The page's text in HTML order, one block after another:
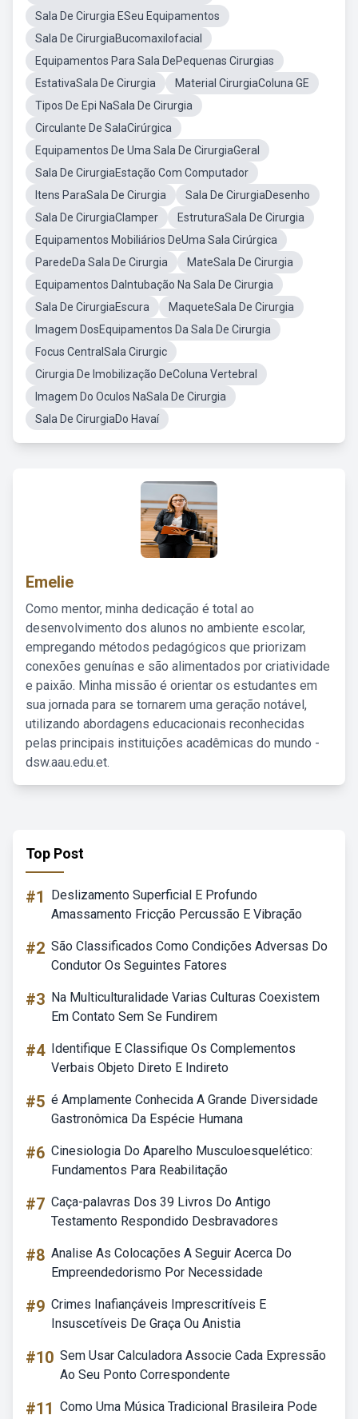
Sala De Cirurgia ESeu Equipamentos
Sala De CirurgiaBucomaxilofacial
Equipamentos Para Sala DePequenas Cirurgias
EstativaSala De Cirurgia
Material CirurgiaColuna GE
Tipos De Epi NaSala De Cirurgia
Circulante De SalaCirúrgica
Equipamentos De Uma Sala De CirurgiaGeral
Sala De CirurgiaEstação Com Computador
Itens ParaSala De Cirurgia
Sala De CirurgiaDesenho
Sala De CirurgiaClamper
EstruturaSala De Cirurgia
Equipamentos Mobiliários DeUma Sala Cirúrgica
ParedeDa Sala De Cirurgia
MateSala De Cirurgia
Equipamentos DaIntubação Na Sala De Cirurgia
Sala De CirurgiaEscura
MaqueteSala De Cirurgia
Imagem DosEquipamentos Da Sala De Cirurgia
Focus CentralSala Cirurgic
Cirurgia De Imobilização DeColuna Vertebral
Imagem Do Oculos NaSala De Cirurgia
Sala De CirurgiaDo Havaí
Emelie
Como mentor, minha dedicação é total ao
desenvolvimento dos alunos no ambiente escolar,
empregando métodos pedagógicos que priorizam
conexões genuínas e são alimentados por criatividade
e paixão. Minha missão é orientar os estudantes em
sua jornada para se tornarem uma geração notável,
utilizando abordagens educacionais reconhecidas
pelas principais instituições acadêmicas do mundo -
dsw.aau.edu.et.
Top Post
#1
Deslizamento Superficial E Profundo
Amassamento Fricção Percussão E Vibração
#2 São Classificados Como Condições Adversas Do
Condutor Os Seguintes Fatores
#3 Na Multiculturalidade Varias Culturas Coexistem
Em Contato Sem Se Fundirem
#4 Identifique E Classifique Os Complementos
Verbais Objeto Direto E Indireto
#5 é Amplamente Conhecida A Grande Diversidade
Gastronômica Da Espécie Humana
#6 Cinesiologia Do Aparelho Musculoesquelético:
Fundamentos Para Reabilitação
#7 Caça-palavras Dos 39 Livros Do Antigo
Testamento Respondido Desbravadores
#8 Analise As Colocações A Seguir Acerca Do
Empreendedorismo Por Necessidade
#9 Crimes Inafiançáveis Imprescritíveis E
Insuscetíveis De Graça Ou Anistia
#10 Sem Usar Calculadora Associe Cada Expressão
Ao Seu Ponto Correspondente
#11 Como Uma Música Tradicional Brasileira Pode